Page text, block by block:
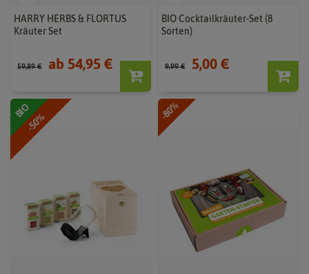
HARRY HERBS & FLORTUS
Kräuter Set
59,89 € ab 54,95 €
BIO Cocktailkräuter-Set (8
Sorten)
9,99 € 5,00 €
-50%
BIO -80%